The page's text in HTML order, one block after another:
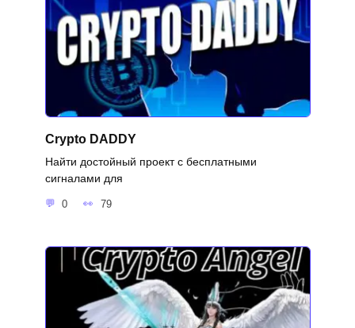
Crypto DADDY
Найти достойный проект с бесплатными
сигналами для
0 79